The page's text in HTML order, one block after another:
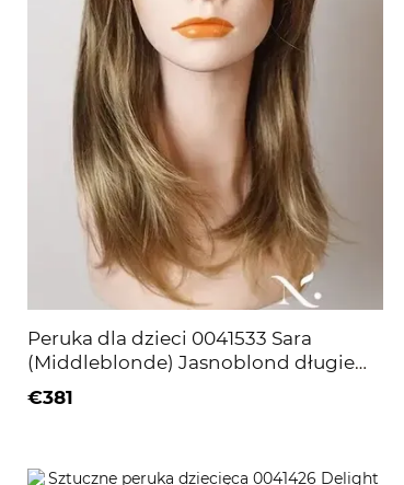
Peruka dla dzieci 0041533 Sara
(Middleblonde) Jasnoblond długie
włosy
€381